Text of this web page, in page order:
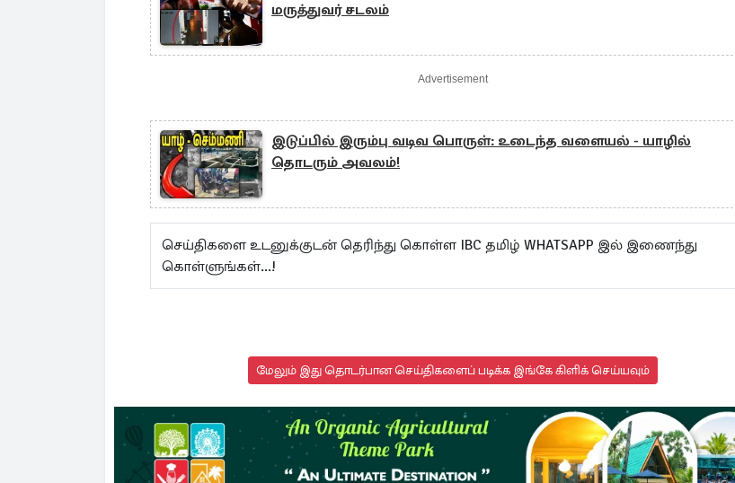
மருத்துவர் சடலம்
Advertisement
இடுப்பில் இரும்பு வடிவ பொருள்: உடைந்த வளையல் - யாழில்
தொடரும் அவலம்!
செய்திகளை உடனுக்குடன் தெரிந்து கொள்ள IBC தமிழ் WHATSAPP இல் இணைந்து
கொள்ளுங்கள்...!
மேலும் இது தொடர்பான செய்திகளைப் படிக்க இங்கே கிளிக் செய்யவும்